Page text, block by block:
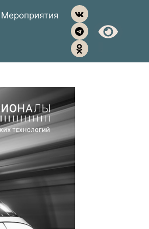
Мероприятия